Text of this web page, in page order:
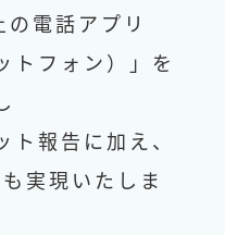
電話アプリ
トフォン）」を
報告に加え、
実現いたしま